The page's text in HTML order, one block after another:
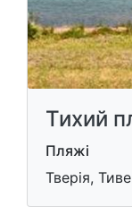
Тихий
Пляжі
Тверія,